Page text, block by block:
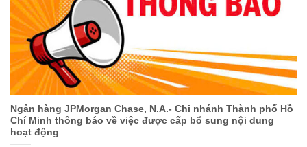
Ngân hàng JPMorgan Chase, N.A.- Chi nhánh Thành phố Hồ
Chí Minh thông báo về việc được cấp bổ sung nội dung
hoạt động